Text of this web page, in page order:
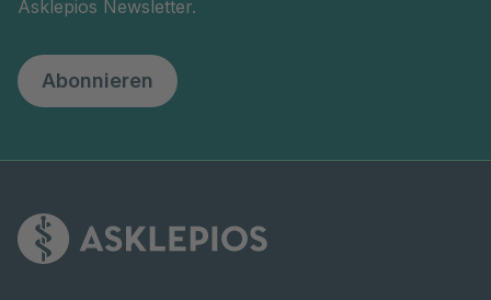
Asklepios Newsletter.
Abonnieren